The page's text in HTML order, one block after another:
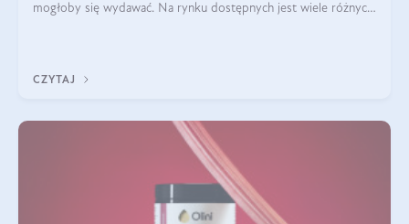
mogłoby się wydawać. Na rynku dostępnych jest wiele różnych
CZYTAJ